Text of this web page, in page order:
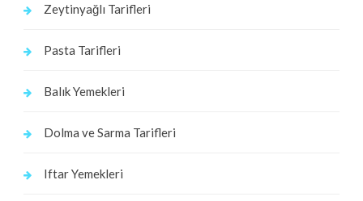
Zeytinyağlı Tarifleri
Pasta Tarifleri
Balık Yemekleri
Dolma ve Sarma Tarifleri
Iftar Yemekleri